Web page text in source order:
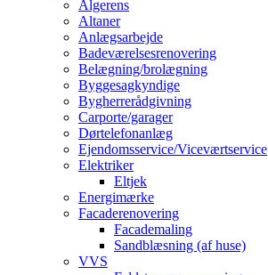
Algerens
Altaner
Anlægsarbejde
Badeværelsesrenovering
Belægning/brolægning
Byggesagkyndige
Bygherrerådgivning
Carporte/garager
Dørtelefonanlæg
Ejendomsservice/Viceværtservice
Elektriker
Eltjek
Energimærke
Facaderenovering
Facademaling
Sandblæsning (af huse)
VVS